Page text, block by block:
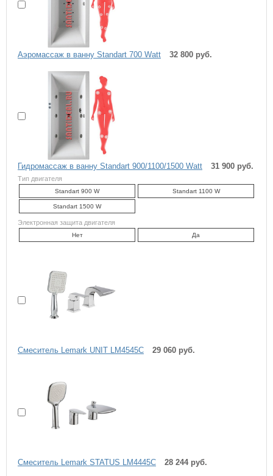
Аэромассаж в ванну Standart 700 Watt 32 800 руб.
Гидромассаж в ванну Standart 900/1100/1500 Watt 31 900 руб.
Тип двигателя
Standart 900 W Standart 1100 W
Standart 1500 W
Электронная защита двигателя
Нет Да
Cмеситель Lemark UNIT LM4545C 29 060 руб.
Cмеситель Lemark STATUS LM4445C 28 244 руб.